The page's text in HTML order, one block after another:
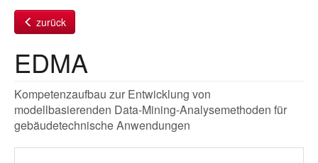
zurück
EDMA
Kompetenzaufbau zur Entwicklung von
modellbasierenden Data-Mining-Analysemethoden für
gebäudetechnische Anwendungen